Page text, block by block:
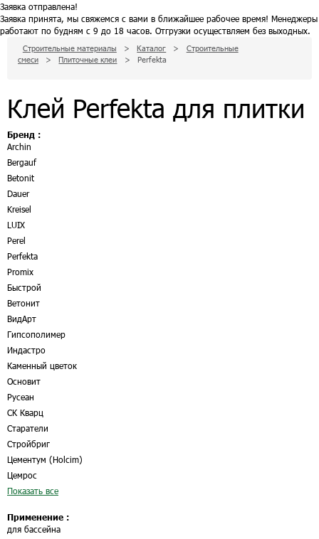
Заявка отправлена!
Заявка принята, мы свяжемся с вами в ближайшее рабочее время! Менеджеры
работают по будням с 9 до 18 часов. Отгрузки осуществляем без выходных.
Строительные материалы > Каталог >
Строительные
смеси
> Плиточные клеи > Perfekta
Клей Perfekta для плитки
Бренд :
Archin
Bergauf
Betonit
Dauer
Kreisel
LUIX
Perel
Perfekta
Promix
Быстрой
Ветонит
ВидАрт
Гипсополимер
Индастро
Каменный цветок
Основит
Русеан
СК Кварц
Старатели
Стройбриг
Цементум (Holcim)
Цемрос
Показать все
Применение :
для бассейна